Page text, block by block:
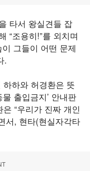
타서 왕실견들 잡
“조용히!”를 외치며
이 그들이 어떤 문제
.
하와 허경환은 뜻
출입금지’ 안내판
“우리가 진짜 개인
서, 현타(현실자각타